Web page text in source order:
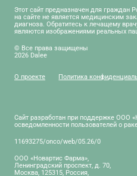
Этот сайт предназначен для
на сайте не является медицинским
диагноза. Обратитесь к лечащему
являются изображениями реальных
© Все права защищены
2026 Dalee
О проекте Политика
Сайт разработан при поддержке ООО
осведомленности пользователей о
11693275/onco/web/05.26/0
ООО «Новартис Фарма»,
Ленинградский проспект, д. 70,
Москва, 125315, Россия,